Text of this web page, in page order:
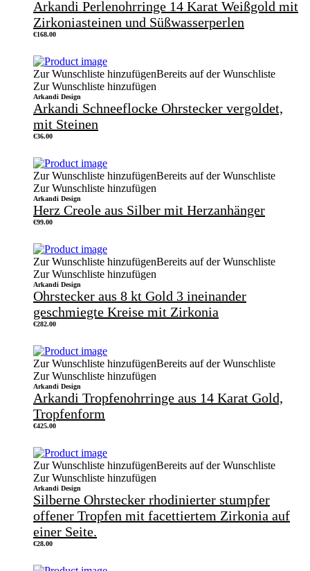
Arkandi Perlenohrringe 14 Karat Weißgold mit
Zirkoniasteinen und Süßwasserperlen
€168.00
Zur Wunschliste hinzufügenBereits auf der Wunschliste
Zur Wunschliste hinzufügen
Arkandi Design
Arkandi Schneeflocke Ohrstecker vergoldet,
mit Steinen
€36.00
Zur Wunschliste hinzufügenBereits auf der Wunschliste
Zur Wunschliste hinzufügen
Arkandi Design
Herz Creole aus Silber mit Herzanhänger
€99.00
Zur Wunschliste hinzufügenBereits auf der Wunschliste
Zur Wunschliste hinzufügen
Arkandi Design
Ohrstecker aus 8 kt Gold 3 ineinander
geschmiegte Kreise mit Zirkonia
€282.00
Zur Wunschliste hinzufügenBereits auf der Wunschliste
Zur Wunschliste hinzufügen
Arkandi Design
Arkandi Tropfenohrringe aus 14 Karat Gold,
Tropfenform
€425.00
Zur Wunschliste hinzufügenBereits auf der Wunschliste
Zur Wunschliste hinzufügen
Arkandi Design
Silberne Ohrstecker rhodinierter stumpfer
offener Tropfen mit facettiertem Zirkonia auf
einer Seite.
€28.00